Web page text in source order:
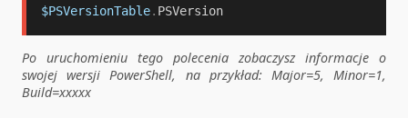
$PSVersionTable. PSVersion
Po uruchomieniu tego polecenia zobaczysz informacje o
swojej wersji PowerShell, na przykład: Major=5, Minor=1,
Build=xxxxx